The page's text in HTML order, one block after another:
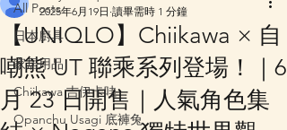
All Posts
日本廚具
家居用品
Chiikawa 吉伊卡哇
Opanchu Usagi 底褲兔
【UNIQLO】Chiikawa × 自
嘲熊 UT 聯乘系列登場！｜6
月 23 日開售｜人氣角色集
2025年6月19日 讀畢需時 1 分鐘